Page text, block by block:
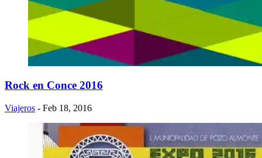
Rock en Conce 2016
Viajeros - Feb 18, 2016